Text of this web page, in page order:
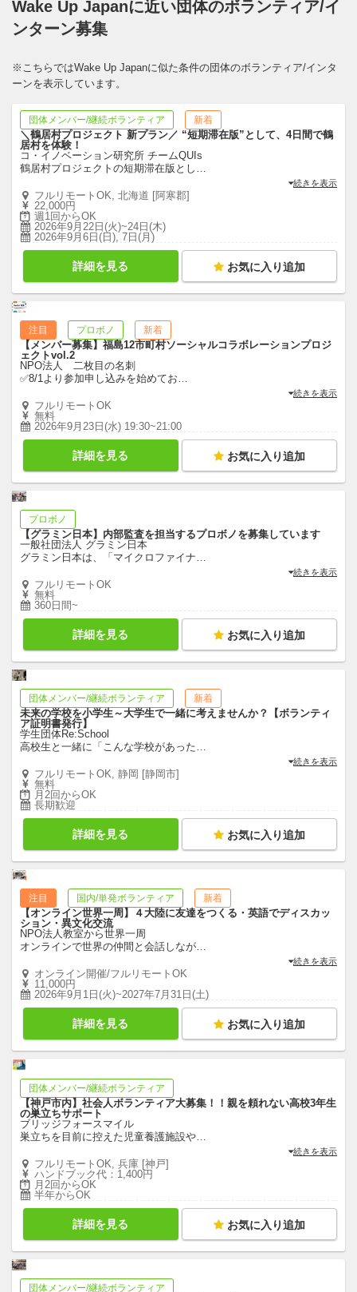
Wake Up Japanに近い団体のボランティア/イ
ンターン募集
※こちらではWake Up Japanに似た条件の団体のボランティア/インタ
ーンを表示しています。
団体メンバー/継続ボランティア 新着
＼鶴居村プロジェクト 新プラン／ “短期滞在版”として、4日間で鶴
居村を体験！
コ・イノベーション研究所 チームQUIs
鶴居村プロジェクトの短期滞在版とし …
続きを表示
フルリモートOK, 北海道 [阿寒郡]
22,000円
週1回からOK
2026年9月22日(火)~24日(木)
2026年9月6日(日), 7日(月)
詳細を見る お気に入り追加
注目 プロボノ 新着
【メンバー募集】福島12市町村ソーシャルコラボレーションプロジ
ェクトvol.2
NPO法人 二枚目の名刺
✅8/1より参加申し込みを始めてお…
続きを表示
フルリモートOK
無料
2026年9月23日(水) 19:30~21:00
詳細を見る お気に入り追加
プロボノ
【グラミン日本】内部監査を担当するプロボノを募集しています
一般社団法人 グラミン日本
グラミン日本は、「マイクロファイナ…
続きを表示
フルリモートOK
無料
360日間~
詳細を見る お気に入り追加
団体メンバー/継続ボランティア 新着
未来の学校を小学生～大学生で一緒に考えませんか？【ボランティ
ア証明書発行】
学生団体Re:School
高校生と一緒に「こんな学校があった…
続きを表示
フルリモートOK, 静岡 [静岡市]
無料
月2回からOK
長期歓迎
詳細を見る お気に入り追加
注目 国内/単発ボランティア 新着
【オンライン世界一周】４大陸に友達をつくる・英語でディスカッ
ション・異文化交流
NPO法人教室から世界一周
オンラインで世界の仲間と会話しなが…
続きを表示
オンライン開催/フルリモートOK
11,000円
2026年9月1日(火)~2027年7月31日(土)
詳細を見る お気に入り追加
団体メンバー/継続ボランティア
【神戸市内】社会人ボランティア大募集！！親を頼れない高校3年生
の巣立ちサポート
ブリッジフォースマイル
巣立ちを目前に控えた児童養護施設や
続きを表示
フルリモートOK, 兵庫 [神戸]
ハンドブック代：1,400円
月2回からOK
半年からOK
詳細を見る お気に入り追加
団体メンバー/継続ボランティア